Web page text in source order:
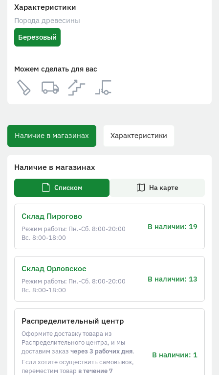
Характеристики
Порода древесины
Березовый
Можем сделать для вас
Наличие в магазинах Характеристики
Наличие в магазинах
Списком На карте
Склад Пирогово
Режим работы: Пн.-Сб. 8:00-20:00
Вс. 8:00-18:00
В наличии: 19
Склад Орловское
Режим работы: Пн.-Сб. 8:00-20:00
Вс. 8:00-18:00
В наличии: 13
Распределительный центр
Оформите доставку товара из
Распределительного центра, и мы
доставим заказ через 3 рабочих дня.
Если хотите осуществить самовывоз,
переместим товар в течение 7
В наличии: 1